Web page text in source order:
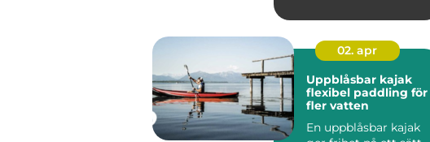
tränare. Ut...
02. apr
Uppblåsbar kajak
flexibel paddling för
fler vatten
En uppblåsbar kajak